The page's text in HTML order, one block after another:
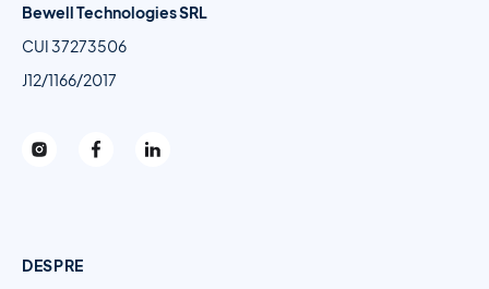
Bewell Technologies SRL
CUI 37273506
J12/1166/2017
DESPRE